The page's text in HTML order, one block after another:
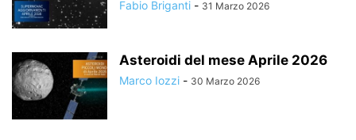
Fabio Briganti - 31 Marzo 2026
Asteroidi del mese Aprile 2026
Marco Iozzi - 30 Marzo 2026